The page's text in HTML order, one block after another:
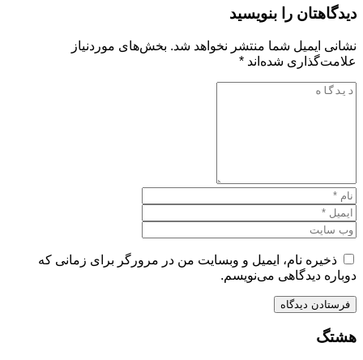
دیدگاهتان را بنویسید
نشانی ایمیل شما منتشر نخواهد شد. بخش‌های موردنیاز
علامت‌گذاری شده‌اند *
ذخیره نام، ایمیل و وبسایت من در مرورگر برای زمانی که
دوباره دیدگاهی می‌نویسم.
هشتگ